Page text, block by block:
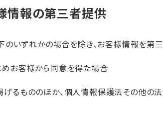
情報の第三者提供
のいずれかの場合を除き、お客様情報を第
めお客様から同意を得た場合
げるもののほか、個人情報保護法その他の